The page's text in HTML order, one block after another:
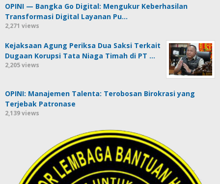
OPINI — Bangka Go Digital: Mengukur Keberhasilan
Transformasi Digital Layanan Pu…
2,271 views
Kejaksaan Agung Periksa Dua Saksi Terkait
Dugaan Korupsi Tata Niaga Timah di PT …
2,205 views
OPINI: Manajemen Talenta: Terobosan Birokrasi yang
Terjebak Patronase
2,139 views